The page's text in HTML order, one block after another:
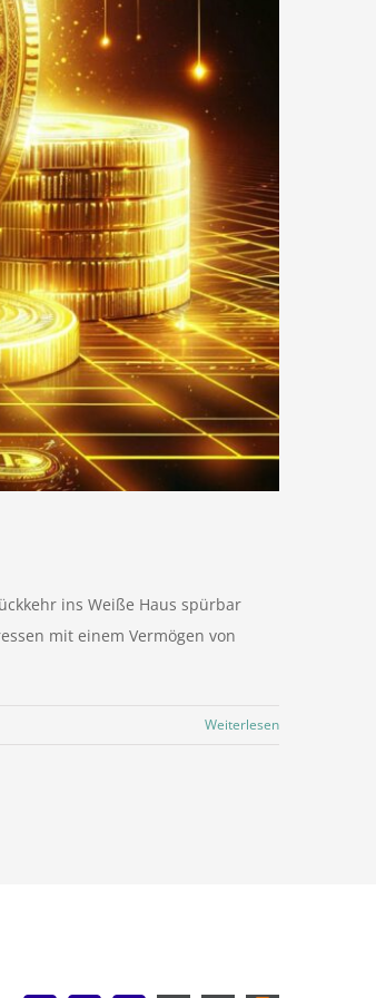
ins Weiße Haus spürbar
mit einem Vermögen von
Weiterlesen